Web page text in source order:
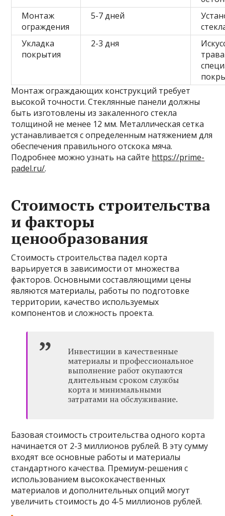
Монтаж
ограждения
5-7 дней
Укладка
покрытия
2-3 дня
Монтаж ограждающих конструкций требует
высокой точности. Стеклянные панели должны
быть изготовлены из закаленного стекла
толщиной не менее 12 мм. Металлическая сетка
устанавливается с определенным натяжением для
обеспечения правильного отскока мяча.
Подробнее можно узнать на сайте https://prime-
padel.ru/.
Стоимость строительства
и факторы
ценообразования
Стоимость строительства падел корта
варьируется в зависимости от множества
факторов. Основными составляющими цены
являются материалы, работы по подготовке
территории, качество используемых
компонентов и сложность проекта.
Инвестиции в качественные
материалы и профессиональное
выполнение работ окупаются
длительным сроком службы
корта и минимальными
затратами на обслуживание.
Базовая стоимость строительства одного корта
начинается от 2-3 миллионов рублей. В эту сумму
входят все основные работы и материалы
стандартного качества. Премиум-решения с
использованием высококачественных
материалов и дополнительных опций могут
увеличить стоимость до 4-5 миллионов рублей.